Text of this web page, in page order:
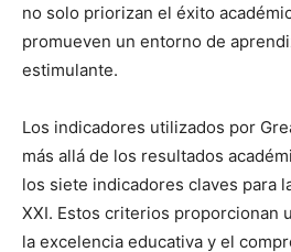
no solo priorizan el éxito
promueven un entorno de
estimulante.
Los indicadores utilizados por
más allá de los resultados
los siete indicadores claves para
XXI. Estos criterios proporcionan
la excelencia educativa y el